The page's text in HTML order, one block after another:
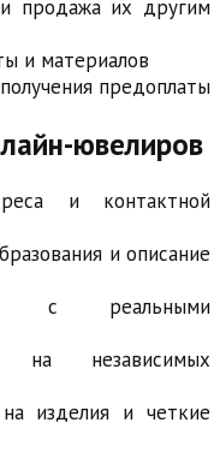
продажа их другим
и материалов
предоплаты
ювелиров
и контактной
и описание
с реальными
на независимых
изделия и четкие